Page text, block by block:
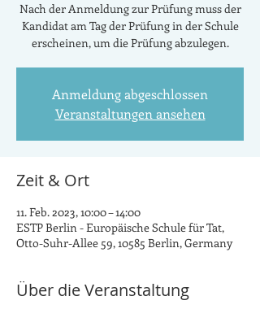
Nach der Anmeldung zur Prüfung muss der
Kandidat am Tag der Prüfung in der Schule
erscheinen, um die Prüfung abzulegen.
Anmeldung abgeschlossen
Veranstaltungen ansehen
Zeit & Ort
11. Feb. 2023, 10:00 – 14:00
ESTP Berlin - Europäische Schule für Tat,
Otto-Suhr-Allee 59, 10585 Berlin, Germany
Über die Veranstaltung